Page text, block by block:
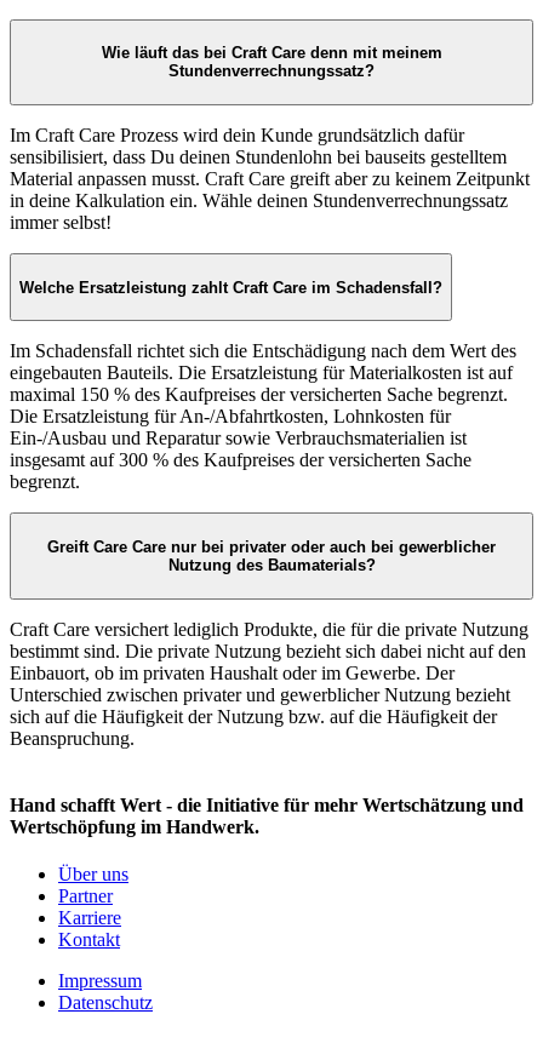
Wie läuft das bei Craft Care denn mit meinem
Stundenverrechnungssatz?
Im Craft Care Prozess wird dein Kunde grundsätzlich dafür
sensibilisiert, dass Du deinen Stundenlohn bei bauseits gestelltem
Material anpassen musst. Craft Care greift aber zu keinem Zeitpunkt
in deine Kalkulation ein. Wähle deinen Stundenverrechnungssatz
immer selbst!
Welche Ersatzleistung zahlt Craft Care im Schadensfall?
Im Schadensfall richtet sich die Entschädigung nach dem Wert des
eingebauten Bauteils. Die Ersatzleistung für Materialkosten ist auf
maximal 150 % des Kaufpreises der versicherten Sache begrenzt.
Die Ersatzleistung für An-/Abfahrtkosten, Lohnkosten für
Ein-/Ausbau und Reparatur sowie Verbrauchsmaterialien ist
insgesamt auf 300 % des Kaufpreises der versicherten Sache
begrenzt.
Greift Care Care nur bei privater oder auch bei gewerblicher
Nutzung des Baumaterials?
Craft Care versichert lediglich Produkte, die für die private Nutzung
bestimmt sind. Die private Nutzung bezieht sich dabei nicht auf den
Einbauort, ob im privaten Haushalt oder im Gewerbe. Der
Unterschied zwischen privater und gewerblicher Nutzung bezieht
sich auf die Häufigkeit der Nutzung bzw. auf die Häufigkeit der
Beanspruchung.
Hand schafft Wert - die Initiative für mehr Wertschätzung und
Wertschöpfung im Handwerk.
Über uns
Partner
Karriere
Kontakt
Impressum
Datenschutz